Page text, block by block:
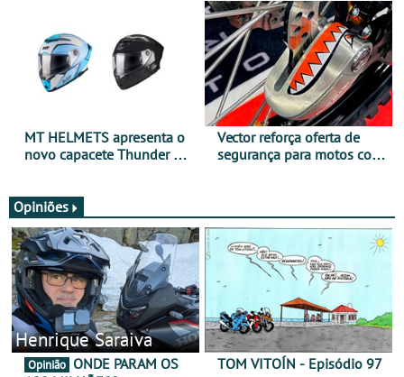
verão
MT HELMETS apresenta o
novo capacete Thunder 4 R
Vector reforça oferta de
segurança para motos com
Opiniões
Henrique Saraiva
Opinião TOM VITOÍN - Episódio 97